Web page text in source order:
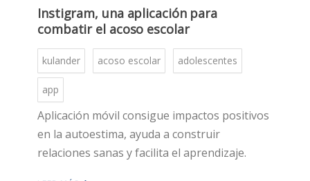
Instigram, una aplicación para
combatir el acoso escolar
kulander acoso escolar adolescentes
app
Aplicación móvil consigue impactos positivos
en la autoestima, ayuda a construir
relaciones sanas y facilita el aprendizaje.